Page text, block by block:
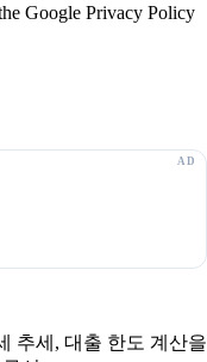
Google Privacy Policy
추세, 대출 한도 계산을